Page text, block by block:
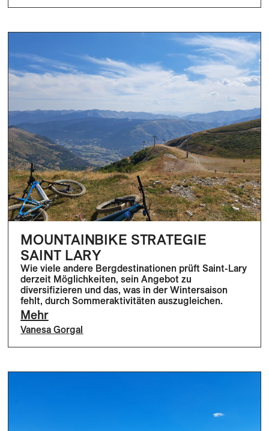
MOUNTAINBIKE STRATEGIE
SAINT LARY
Wie viele andere Bergdestinationen prüft Saint-Lary
derzeit Möglichkeiten, sein Angebot zu
diversifizieren und das, was in der Wintersaison
fehlt, durch Sommeraktivitäten auszugleichen.
Mehr
Vanesa Gorgal